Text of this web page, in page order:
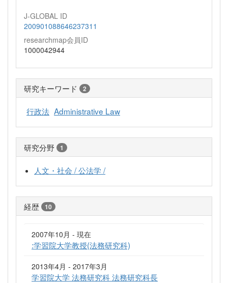
J-GLOBAL ID
200901088646237311
researchmap会員ID
1000042944
研究キーワード 2
行政法 Administrative Law
研究分野 1
人文・社会 / 公法学 /
経歴 10
2007年10月 - 現在
:学習院大学教授(法務研究科)
2013年4月 - 2017年3月
学習院大学 法務研究科 法務研究科長